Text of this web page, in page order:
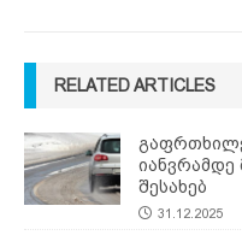
RELATED ARTICLES
შესახებ
31.12.2025